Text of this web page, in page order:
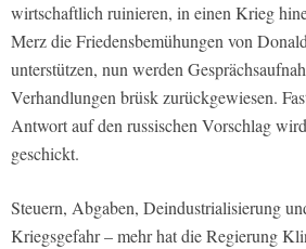
wirtschaftlich ruinieren, in einen Krieg
Merz die Friedensbemühungen von
unterstützen, nun werden
Verhandlungen brüsk zurückgewiesen.
Antwort auf den russischen Vorschlag
geschickt.
Steuern, Abgaben, Deindustrialisierung
Kriegsgefahr – mehr hat die Regierung